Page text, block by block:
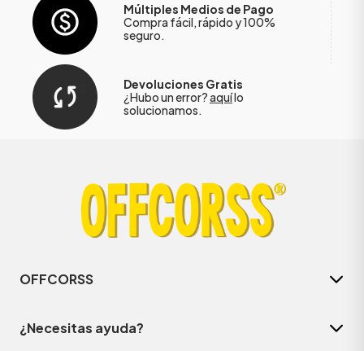
Múltiples Medios de Pago
Compra fácil, rápido y 100%
seguro.
Devoluciones Gratis
¿Hubo un error?aquílo
solucionamos.
OFFCORSS
¿Necesitas ayuda?